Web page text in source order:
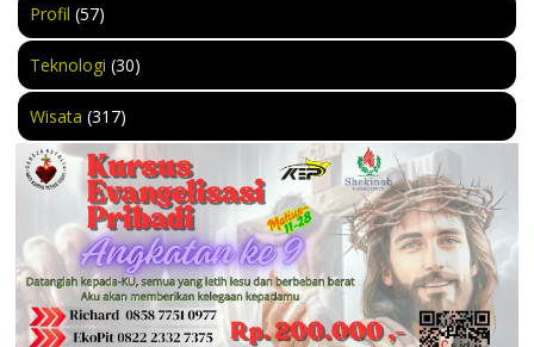
Profil (57)
Teknologi (30)
Wisata (317)